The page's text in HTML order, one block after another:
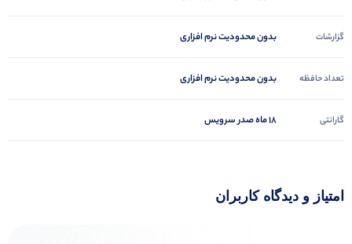
گزارشات بدون محدودیت نرم افزاری
تعداد حافظه بدون محدودیت نرم افزاری
گارانتی 18 ماه صدر سرویس
امتیاز و دیدگاه کاربران